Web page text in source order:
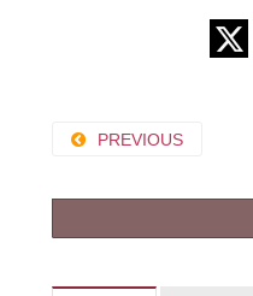
PREVIOUS